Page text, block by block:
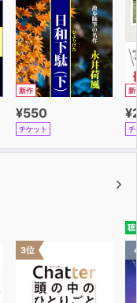
新作
¥550
チケット
新
チ
3位
聴